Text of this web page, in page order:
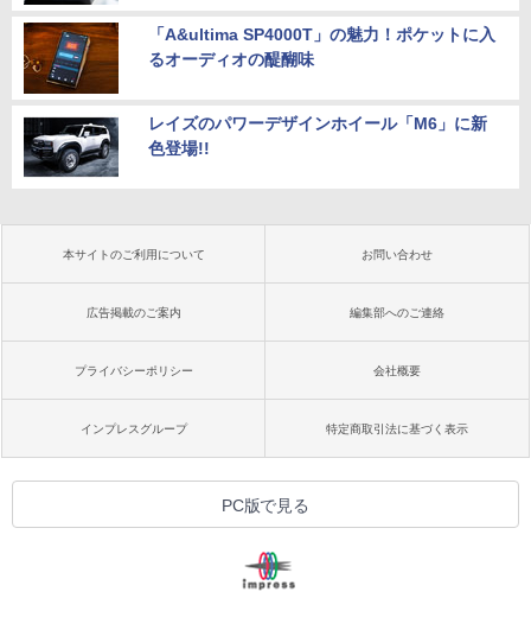
「A&ultima SP4000T」の魅力！ポケットに入
るオーディオの醍醐味
レイズのパワーデザインホイール「M6」に新
色登場!!
本サイトのご利用について お問い合わせ
広告掲載のご案内 編集部へのご連絡
プライバシーポリシー 会社概要
インプレスグループ 特定商取引法に基づく表示
PC版で見る